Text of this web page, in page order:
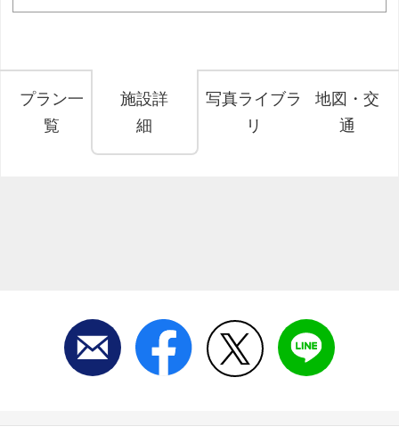
プラン一
覧
施設詳
細
写真ライブラ
リ
地図・交
通